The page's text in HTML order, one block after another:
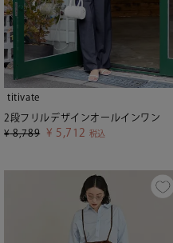
titivate
2段フリルデザインオールインワン
¥ 8,789 ¥ 5,712 税込